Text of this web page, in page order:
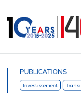
PUBLICATIONS
Investissement